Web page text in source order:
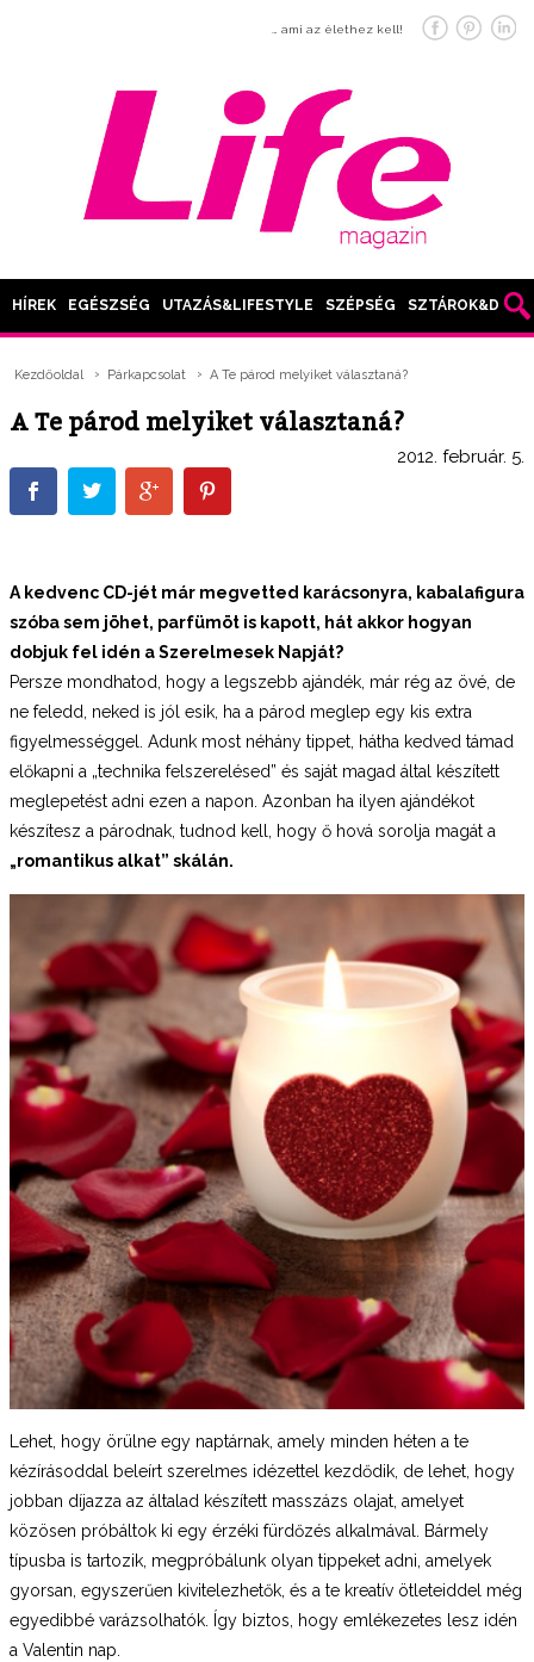
… ami az élethez kell!
HÍREK EGÉSZSÉG UTAZÁS&LIFESTYLE SZÉPSÉG SZTÁROK&DIVAT
Kezdőoldal Párkapcsolat A Te párod melyiket választaná?
A Te párod melyiket választaná?
2012. február. 5.
A kedvenc CD-jét már megvetted karácsonyra, kabalafigura
szóba sem jöhet, parfümöt is kapott, hát akkor hogyan
dobjuk fel idén a Szerelmesek Napját?
Persze mondhatod, hogy a legszebb ajándék, már rég az övé, de
ne feledd, neked is jól esik, ha a párod meglep egy kis extra
figyelmességgel. Adunk most néhány tippet, hátha kedved támad
előkapni a „technika felszerelésed” és saját magad által készített
meglepetést adni ezen a napon. Azonban ha ilyen ajándékot
készítesz a párodnak, tudnod kell, hogy ő hová sorolja magát a
„romantikus alkat” skálán.
Lehet, hogy örülne egy naptárnak, amely minden héten a te
kézírásoddal beleírt szerelmes idézettel kezdődik, de lehet, hogy
jobban díjazza az általad készített masszázs olajat, amelyet
közösen próbáltok ki egy érzéki fürdőzés alkalmával. Bármely
típusba is tartozik, megpróbálunk olyan tippeket adni, amelyek
gyorsan, egyszerűen kivitelezhetők, és a te kreatív ötleteiddel még
egyedibbé varázsolhatók. Így biztos, hogy emlékezetes lesz idén
a Valentin nap.